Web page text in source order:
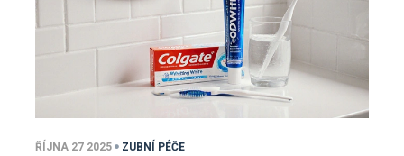
ŘÍJNA 27 2025 ZUBNÍ PÉČE